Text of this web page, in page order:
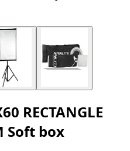
RECTANGLE
Soft box